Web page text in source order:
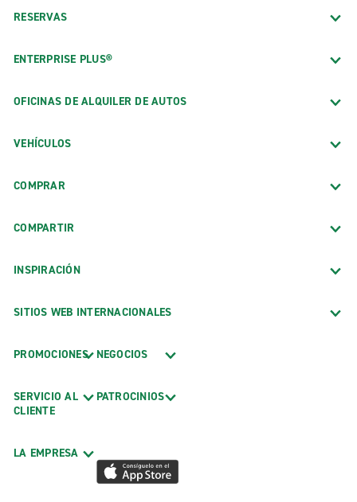
RESERVAS
ENTERPRISE PLUS®
OFICINAS DE ALQUILER DE AUTOS
VEHÍCULOS
COMPRAR
COMPARTIR
INSPIRACIÓN
SITIOS WEB INTERNACIONALES
PROMOCIONES
SERVICIO AL
CLIENTE
LA EMPRESA
NEGOCIOS
PATROCINIOS